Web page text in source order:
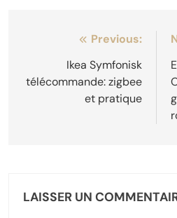
Navigation
l’article
Previous:
Ikea Symfonisk
télécommande: zigbee
et pratique
LAISSER UN